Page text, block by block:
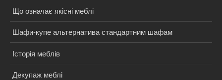
Що означає якісні меблі
Шафи-купе альтернатива стандартним шафам
Історія меблів
Декупаж меблі